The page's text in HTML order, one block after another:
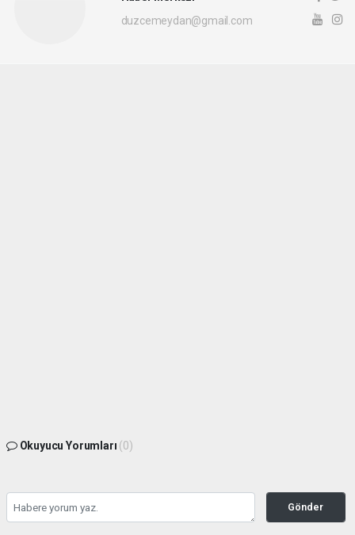
duzcemeydan@gmail.com
Okuyucu Yorumları (0)
Gönder